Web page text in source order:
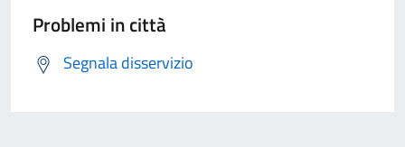
Problemi in città
Segnala disservizio